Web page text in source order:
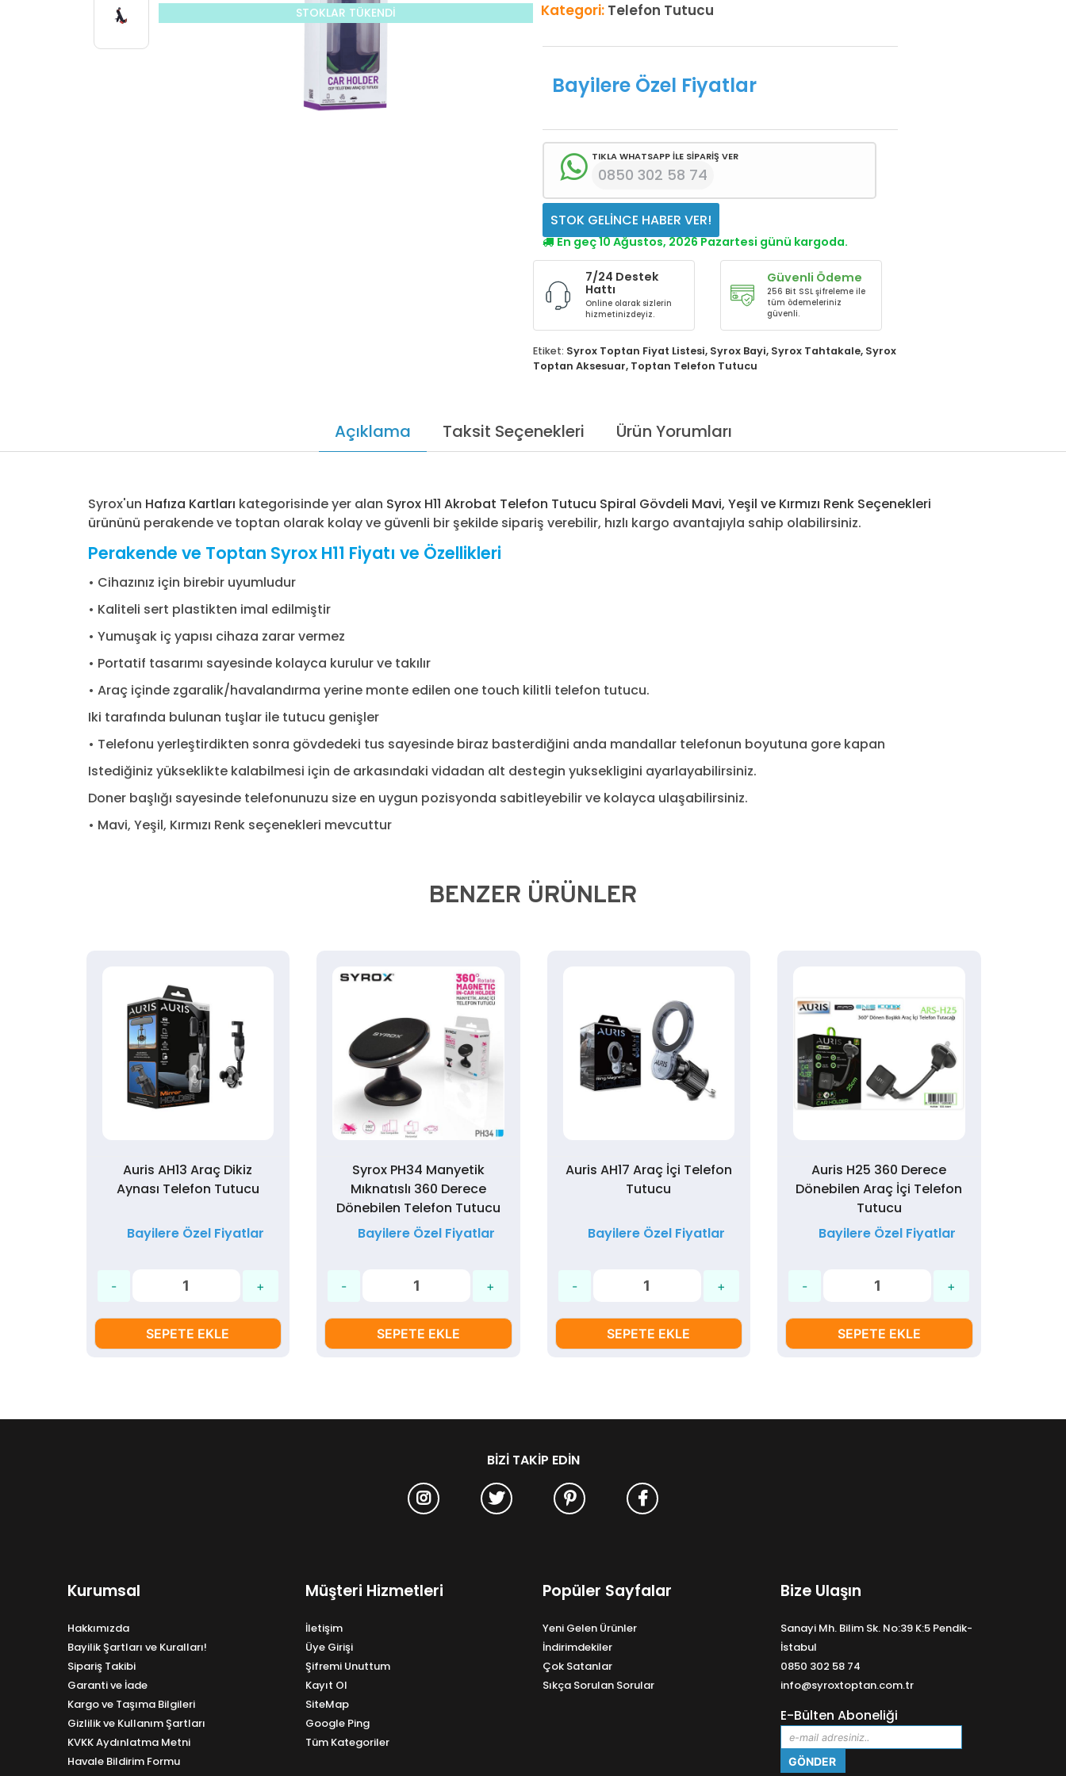
STOKLAR TÜKENDİ Kategori: Telefon Tutucu
Bayilere Özel Fiyatlar
TIKLA WHATSAPP İLE SİPARİŞ VER
0850 302 58 74
STOK GELİNCE HABER VER!
En geç 10 Ağustos, 2026 Pazartesi günü kargoda.
7/24 Destek
Hattı
Online olarak sizlerin
hizmetinizdeyiz.
Güvenli Ödeme
256 Bit SSL şifreleme ile
tüm ödemeleriniz
güvenli.
Etiket: Syrox Toptan Fiyat Listesi, Syrox Bayi, Syrox Tahtakale, Syrox
Toptan Aksesuar, Toptan Telefon Tutucu
Açıklama Taksit Seçenekleri Ürün Yorumları
Syrox'un Hafıza Kartları kategorisinde yer alan Syrox H11 Akrobat Telefon Tutucu Spiral Gövdeli Mavi, Yeşil ve Kırmızı Renk Seçenekleri
ürününü perakende ve toptan olarak kolay ve güvenli bir şekilde sipariş verebilir, hızlı kargo avantajıyla sahip olabilirsiniz.
Perakende ve Toptan Syrox H11 Fiyatı ve Özellikleri
• Cihazınız için birebir uyumludur
• Kaliteli sert plastikten imal edilmiştir
• Yumuşak iç yapısı cihaza zarar vermez
• Portatif tasarımı sayesinde kolayca kurulur ve takılır
• Araç içinde zgaralik/havalandırma yerine monte edilen one touch kilitli telefon tutucu.
Iki tarafında bulunan tuşlar ile tutucu genişler
• Telefonu yerleştirdikten sonra gövdedeki tus sayesinde biraz basterdiğini anda mandallar telefonun boyutuna gore kapan
Istediğiniz yükseklikte kalabilmesi için de arkasındaki vidadan alt destegin yuksekligini ayarlayabilirsiniz.
Doner başlığı sayesinde telefonunuzu size en uygun pozisyonda sabitleyebilir ve kolayca ulaşabilirsiniz.
• Mavi, Yeşil, Kırmızı Renk seçenekleri mevcuttur
BENZER ÜRÜNLER
Auris AH13 Araç Dikiz
Aynası Telefon Tutucu
Bayilere Özel Fiyatlar
SEPETE EKLE
Syrox PH34 Manyetik
Mıknatıslı 360 Derece
Dönebilen Telefon Tutucu
Bayilere Özel Fiyatlar
SEPETE EKLE
Auris AH17 Araç İçi Telefon
Tutucu
Bayilere Özel Fiyatlar
SEPETE EKLE
Auris H25 360 Derece
Dönebilen Araç İçi Telefon
Tutucu
Bayilere Özel Fiyatlar
SEPETE EKLE
BIZI TAKIP EDIN
Kurumsal
Hakkımızda
Bayilik Şartları ve Kuralları!
Sipariş Takibi
Garanti ve İade
Kargo ve Taşıma Bilgileri
Gizlilik ve Kullanım Şartları
KVKK Aydınlatma Metni
Havale Bildirim Formu
Müşteri Hizmetleri
İletişim
Üye Girişi
Şifremi Unuttum
Kayıt Ol
SiteMap
Google Ping
Tüm Kategoriler
Popüler Sayfalar
Yeni Gelen Ürünler
İndirimdekiler
Çok Satanlar
Sıkça Sorulan Sorular
Bize Ulaşın
Sanayi Mh. Bilim Sk. No:39 K:5 Pendik-
İstabul
0850 302 58 74
info@syroxtoptan.com.tr
E-Bülten Aboneliği